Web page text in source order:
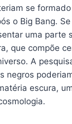
se
o Big Bang.
uma parte
que compõe
A
negros
escura,